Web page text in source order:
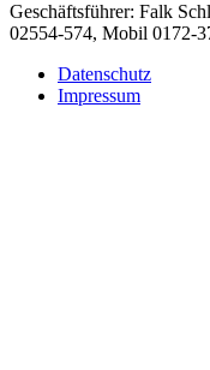
Geschäftsführer: Falk
02554-574, Mobil 0172-
Datenschutz
Impressum